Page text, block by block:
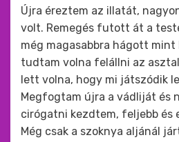
Újra éreztem az illatát,
volt. Remegés futott át a
még magasabbra hágott mint
tudtam volna felállni az
lett volna, hogy mi játszódik
Megfogtam újra a vádliját és
cirógatni kezdtem, feljebb és
Még csak a szoknya aljánál